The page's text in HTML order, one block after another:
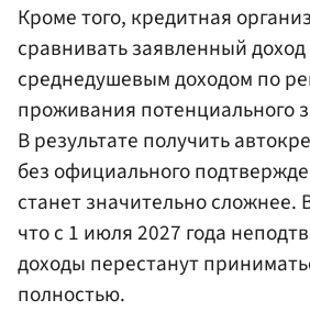
Кроме того, кредитная
сравнивать заявленный доход
среднедушевым доходом по
проживания потенциального
В результате получить
без официального
станет значительно сложнее.
что с 1 июля 2027 года
доходы перестанут
полностью.